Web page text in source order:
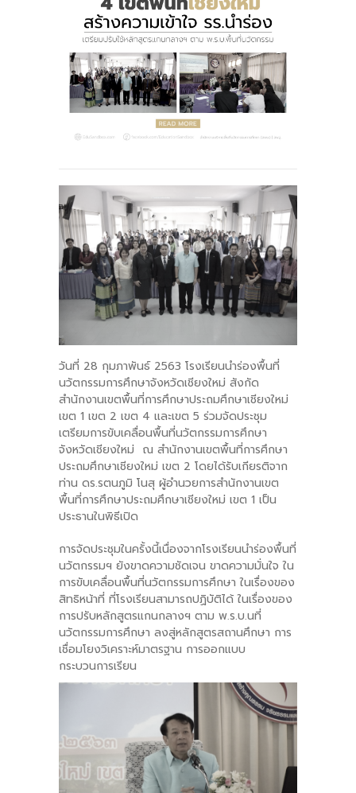
-- รายงานประจำปี
---- ปีการศึกษา 2564
---- ปีการศึกษา 2565
---- ปีการศึกษา 2567
-- รายงานผล กขศ.สพท.
เกี่ยวกับเรา
-- รู้จัก พื้นที่นวัตกรรมการศึกษา
-- คณะกรรมการนโยบายพื้นที่นวัตกรรมการศึกษา
-- คณะอนุกรรมการ 6 คณะ
-- ทีมงาน สบน.
ติดต่อเรา
วันที่ 28 กุมภาพันธ์ 2563 โรงเรียนนำร่องพื้นที่
นวัตกรรมการศึกษาจังหวัดเชียงใหม่ สังกัด
สำนักงานเขตพื้นที่การศึกษาประถมศึกษาเชียงใหม่
เขต 1 เขต 2 เขต 4 และเขต 5 ร่วมจัดประชุม
เตรียมการขับเคลื่อนพื้นที่นวัตกรรมการศึกษา
จังหวัดเชียงใหม่ ณ สำนักงานเขตพื้นที่การศึกษา
ประถมศึกษาเชียงใหม่ เขต 2 โดยได้รับเกียรติจาก
ท่าน ดร.รตนภูมิ โนสุ ผู้อำนวยการสำนักงานเขต
พื้นที่การศึกษาประถมศึกษาเชียงใหม่ เขต 1 เป็น
ประธานในพิธีเปิด
การจัดประชุมในครั้งนี้เนื่องจากโรงเรียนนำร่องพื้นที่
นวัตกรรมฯ ยังขาดความชัดเจน ขาดความมั่นใจ ใน
การขับเคลื่อนพื้นที่นวัตกรรมการศึกษา ในเรื่องของ
สิทธิหน้าที่ ที่โรงเรียนสามารถปฏิบัติได้ ในเรื่องของ
การปรับหลักสูตรแกนกลางฯ ตาม พ.ร.บ.นที่
นวัตกรรมการศึกษา ลงสู่หลักสูตรสถานศึกษา การ
เชื่อมโยงวิเคราะห์มาตรฐาน การออกแบบ
กระบวนการเรียน